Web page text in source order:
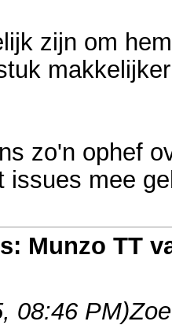
zijn om
zo'n ophef
issues mee
Munzo TT
08:46 PM)